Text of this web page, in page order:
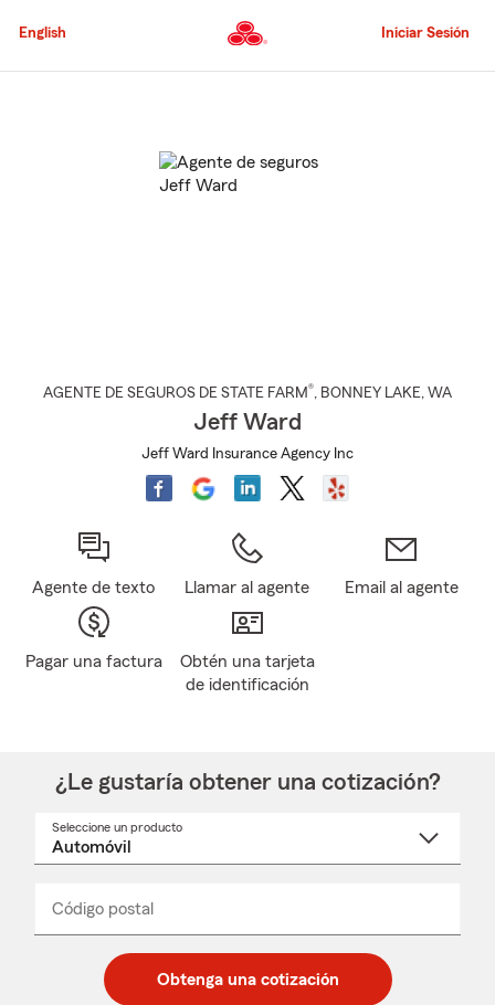
al
principal
English Iniciar Sesión
AGENTE DE SEGUROS DE STATE FARM®, BONNEY LAKE, WA
Jeff Ward
Jeff Ward Insurance Agency Inc
Agente de texto Llamar al agente Email al agente
Pagar una factura
Obtén una tarjeta
de identificación
¿Le gustaría obtener una cotización?
Seleccione un producto
desplegable
Código postal
de
de
_____
Obtenga una cotización